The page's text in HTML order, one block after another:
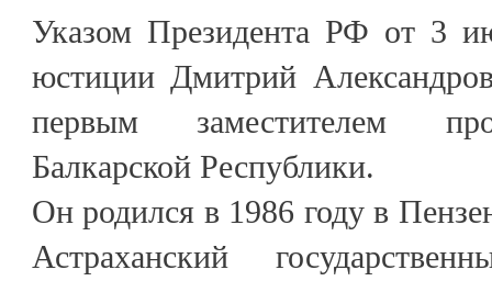
Указом Президента РФ от 3
юстиции Дмитрий
первым заместителем
Балкарской Республики.
Он родился в 1986 году в
Астраханский